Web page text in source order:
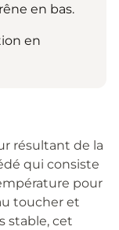
en bas.
en
résultant de la
qui consiste
pour
toucher et
stable, cet